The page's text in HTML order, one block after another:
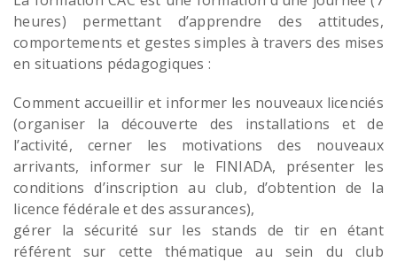
heures) permettant d’apprendre des attitudes,
comportements et gestes simples à travers des mises
en situations pédagogiques :
Comment accueillir et informer les nouveaux licenciés
(organiser la découverte des installations et de
l’activité, cerner les motivations des nouveaux
arrivants, informer sur le FINIADA, présenter les
conditions d’inscription au club, d’obtention de la
licence fédérale et des assurances),
gérer la sécurité sur les stands de tir en étant
référent sur cette thématique au sein du club